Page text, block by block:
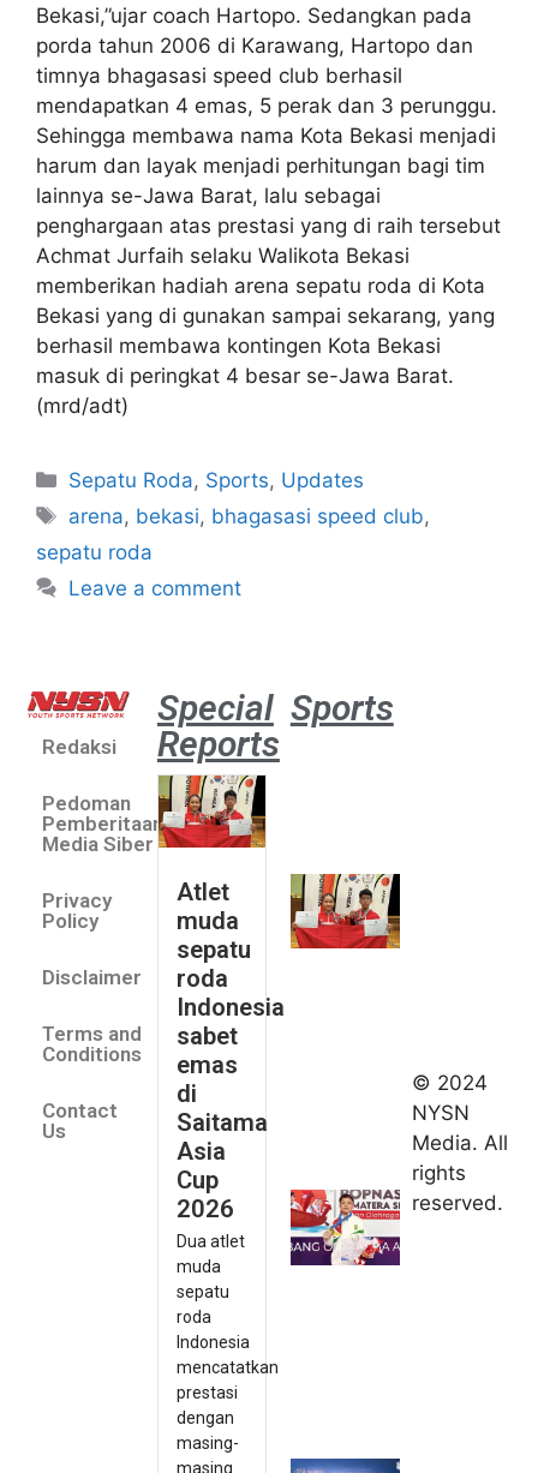
Bekasi,”ujar coach Hartopo. Sedangkan pada
porda tahun 2006 di Karawang, Hartopo dan
timnya bhagasasi speed club berhasil
mendapatkan 4 emas, 5 perak dan 3 perunggu.
Sehingga membawa nama Kota Bekasi menjadi
harum dan layak menjadi perhitungan bagi tim
lainnya se-Jawa Barat, lalu sebagai
penghargaan atas prestasi yang di raih tersebut
Achmat Jurfaih selaku Walikota Bekasi
memberikan hadiah arena sepatu roda di Kota
Bekasi yang di gunakan sampai sekarang, yang
berhasil membawa kontingen Kota Bekasi
masuk di peringkat 4 besar se-Jawa Barat.
(mrd/adt)
Sepatu Roda, Sports, Updates
arena, bekasi, bhagasasi speed club,
sepatu roda
Leave a comment
Redaksi
Pedoman
Pemberitaan
Media Siber
Privacy
Policy
Disclaimer
Terms and
Conditions
Contact
Us
Special
Reports
Atlet
muda
sepatu
roda
Indonesia
sabet
emas
di
Saitama
Asia
Cup
2026
Dua atlet
muda
sepatu
roda
Indonesia
mencatatkan
prestasi
dengan
masing-
masing...
Sports
2026
Indonesia
kirim tiga
lifter
muda ke
Kejuaraan
© 2024
NYSN
Media. All
rights
reserved.